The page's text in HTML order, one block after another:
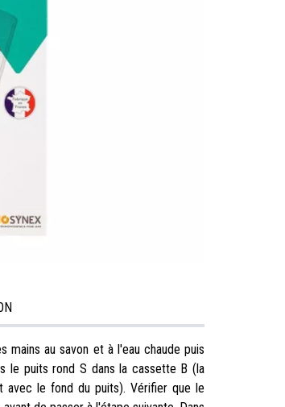
mains au savon et à l'eau chaude puis
le puits rond S dans la cassette B (la
le fond du puits). Vérifier que le